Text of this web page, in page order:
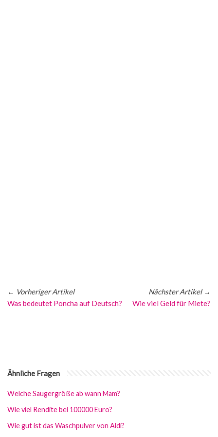
← Vorheriger Artikel
Was bedeutet Poncha auf Deutsch?
Nächster Artikel→
Wie viel Geld für Miete?
Ähnliche Fragen
Welche Saugergröße ab wann Mam?
Wie viel Rendite bei 100000 Euro?
Wie gut ist das Waschpulver von Aldi?